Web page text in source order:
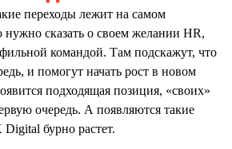
переходы лежит на самом
нужно сказать о своем желании HR,
командой. Там подскажут, что
и помогут начать рост в новом
подходящая позиция, «своих»
очередь. А появляются такие
бурно растет.